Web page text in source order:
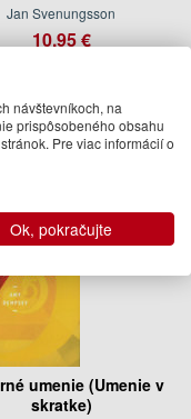
Jan Svenungsson
10.95 €
umenie (Umenie v
skratke)
návštevníkoch, na
prispôsobeného obsahu
Pre viac informácií o
Ok, pokračujte